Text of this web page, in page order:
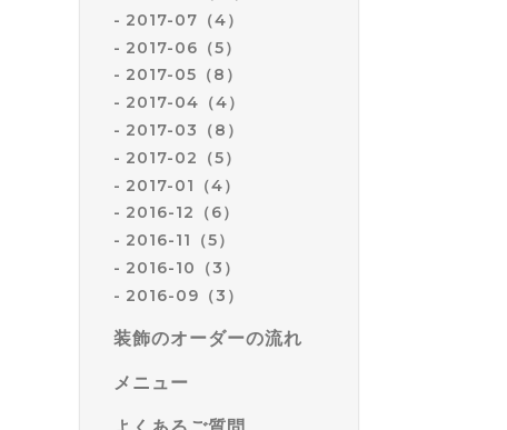
2017-07（4）
2017-06（5）
2017-05（8）
2017-04（4）
2017-03（8）
2017-02（5）
2017-01（4）
2016-12（6）
2016-11（5）
2016-10（3）
2016-09（3）
装飾のオーダーの流れ
メニュー